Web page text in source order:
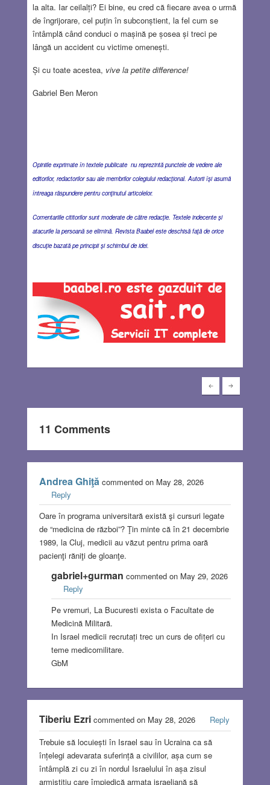
la alta. Iar ceilalți? Ei bine, eu cred că fiecare avea o urmă
de îngrijorare, cel puțin în subconștient, la fel cum se
întâmplă când conduci o mașină pe șosea și treci pe
lângă un accident cu victime omenești.
Și cu toate acestea, vive la petite difference!
Gabriel Ben Meron
Opiniile exprimate în textele publicate nu reprezintă punctele de vedere ale
editorilor, redactorilor sau ale membrilor colegiului redacţional. Autorii îşi asumă
întreaga răspundere pentru conţinutul articolelor.
Comentariile cititorilor sunt moderate de către redacţie. Textele indecente şi
atacurile la persoană se elimină. Revista Baabel este deschisă faţă de orice
discuţie bazată pe principii şi schimbul de idei.
11 Comments
Andrea Ghiţăcommented on May 28, 2026
Reply
Oare în programa universitară există şi cursuri legate
de “medicina de război”? Ţin minte că în 21 decembrie
1989, la Cluj, medicii au văzut pentru prima oară
pacienţi răniţi de gloanţe.
gabriel+gurman commented on May 29, 2026
Reply
Pe vremuri, La Bucuresti exista o Facultate de
Medicină Militară.
In Israel medicii recrutați trec un curs de ofițeri cu
teme medicomilitare.
GbM
Tiberiu Ezricommented on May 28, 2026
Reply
Trebuie să locuiești în Israel sau în Ucraina ca să
înțelegi adevarata suferință a civililor, așa cum se
întâmplă zi cu zi în nordul Israelului în așa zisul
armistițiu care împiedică armata israeliană să